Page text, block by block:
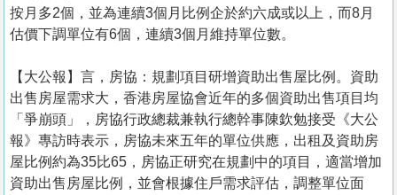
關
於
們
按月多2個，並為連續3個月比例企於約六成或以上，而8月
估價下調單位有6個，連續3個月維持單位數。
【大公報】言，房協：規劃項目研增資助出售屋比例。資助
出售房屋需求大，香港房屋協會近年的多個資助出售項目均
「爭崩頭」，房協行政總裁兼執行總幹事陳欽勉接受《大公
報》專訪時表示，房協未來五年的單位供應，出租及資助房
屋比例約為35比65，房協正研究在規劃中的項目，適當增加
資助出售房屋比例，並會根據住戶需求評估，調整單位面